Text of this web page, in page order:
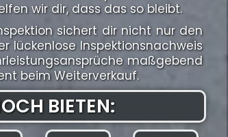
wir dir, dass das so bleibt.
sichert dir nicht nur den
lückenlose Inspektionsnachweis
maßgebend
beim Weiterverkauf.
BIETEN: